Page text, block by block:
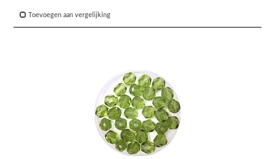
Toevoegen aan vergelijking